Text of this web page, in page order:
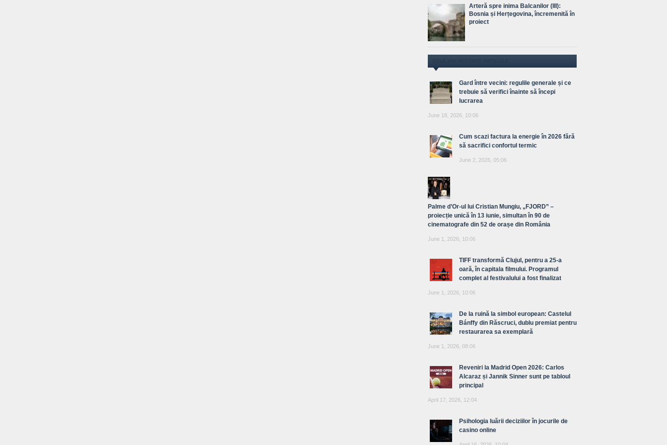
Arteră spre inima Balcanilor (III):
Bosnia și Herțegovina, încremenită în
proiect
Gard între vecini: regulile generale și ce
trebuie să verifici înainte să începi
lucrarea
June 18, 2026, 10:06
Cum scazi factura la energie în 2026 fără
să sacrifici confortul termic
June 2, 2026, 05:06
Palme d’Or-ul lui Cristian Mungiu, „FJORD” –
proiecție unică în 13 iunie, simultan în 90 de
cinematografe din 52 de orașe din România
June 1, 2026, 10:06
TIFF transformă Clujul, pentru a 25-a
oară, în capitala filmului. Programul
complet al festivalului a fost finalizat
June 1, 2026, 10:06
De la ruină la simbol european: Castelul
Bánffy din Răscruci, dublu premiat pentru
restaurarea sa exemplară
June 1, 2026, 08:06
Reveniri la Madrid Open 2026: Carlos
Alcaraz și Jannik Sinner sunt pe tabloul
principal
April 17, 2026, 12:04
Psihologia luării deciziilor în jocurile de
casino online